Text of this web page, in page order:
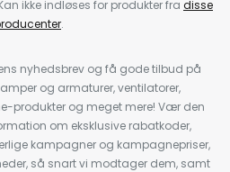
ikke indløses for produkter fra disse
.
nyhedsbrev og få gode tilbud på
og armaturer, ventilatorer,
produkter og meget mere! Vær den
om eksklusive rabatkoder,
kampagner og kampagnepriser,
så snart vi modtager dem, samt